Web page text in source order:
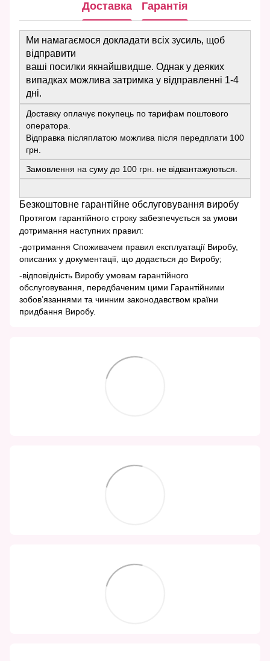
Доставка Гарантія
Ми намагаємося докладати всіх зусиль, щоб
відправити
ваші посилки якнайшвидше. Однак у деяких
випадках можлива затримка у відправленні 1-4
дні.
Доставку оплачує покупець по тарифам поштового
оператора.
Відправка післяплатою можлива після передплати 100
грн.
Замовлення на суму до 100 грн. не відвантажуються.
Безкоштовне гарантійне обслуговування виробу
протягом гарантійного строку забезпечується за умови
дотримання наступних правил:
-дотримання Споживачем правил експлуатації Виробу,
описаних у документації, що додається до Виробу;
-відповідність Виробу умовам гарантійного
обслуговування, передбаченим цими Гарантійними
зобов’язаннями та чинним законодавством країни
придбання Виробу.